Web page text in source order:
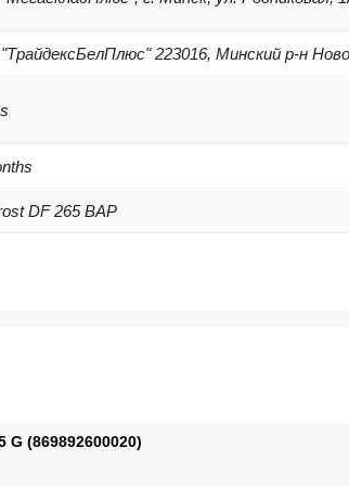
223016, Минский р-н
DF 265 BAP
(869892600020)